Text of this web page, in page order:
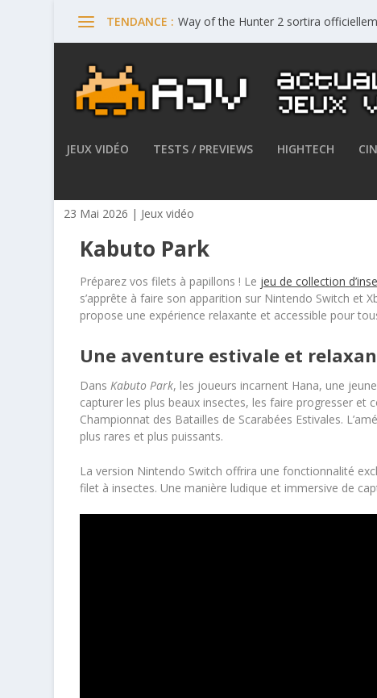
TENDANCE : Way of the Hunter 2 sortira
JEUX VIDÉO TESTS / PREVIEWS HIGHTECH
23 Mai 2026 | Jeux vidéo
Kabuto Park
Préparez vos filets à papillons ! Le jeu de collection
s’apprête à faire son apparition sur Nintendo Switch et
propose une expérience relaxante et accessible pour
Une aventure estivale et
Dans Kabuto Park, les joueurs incarnent Hana, une
capturer les plus beaux insectes, les faire progresser
Championnat des Batailles de Scarabées Estivales.
plus rares et plus puissants.
La version Nintendo Switch offrira une fonctionnalité
filet à insectes. Une manière ludique et immersive de